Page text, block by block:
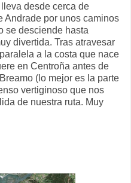
desde cerca de
Andrade por unos caminos
se desciende hasta
divertida. Tras atravesar
a la costa que nace
en Centroña antes de
(lo mejor es la parte
vertiginoso que nos
de nuestra ruta. Muy